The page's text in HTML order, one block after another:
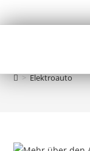
> Elektroauto